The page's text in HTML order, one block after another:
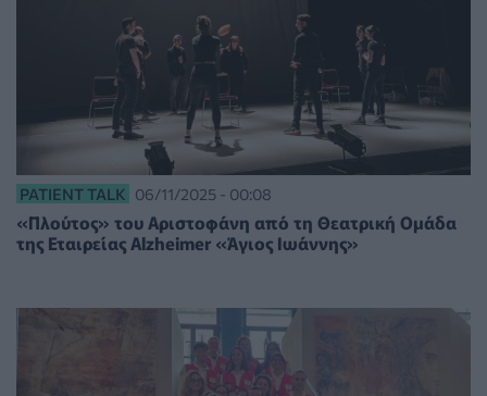
PATIENT TALK 06/11/2025 - 00:08
«Πλούτος» του Αριστοφάνη από τη Θεατρική Ομάδα
της Εταιρείας Alzheimer «Άγιος Ιωάννης»